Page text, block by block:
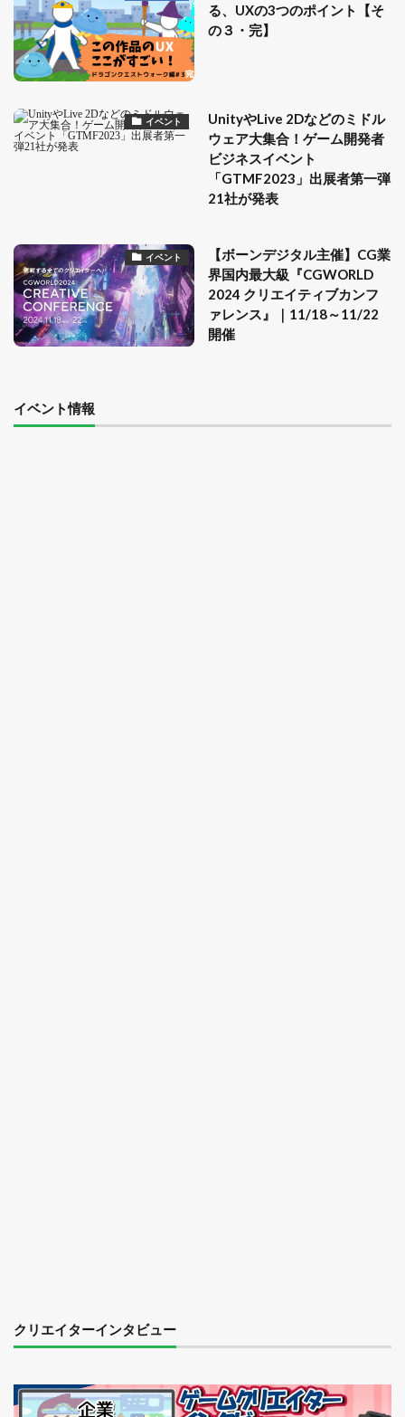
る、UXの3つのポイント【そ
の３・完】
イベント
UnityやLive 2Dなどのミドル
ウェア大集合！ゲーム開発者
ビジネスイベント
「GTMF2023」出展者第一弾
21社が発表
イベント
【ボーンデジタル主催】CG業
界国内最大級『CGWORLD
2024 クリエイティブカンフ
ァレンス』｜11/18～11/22
開催
イベント情報
クリエイターインタビュー